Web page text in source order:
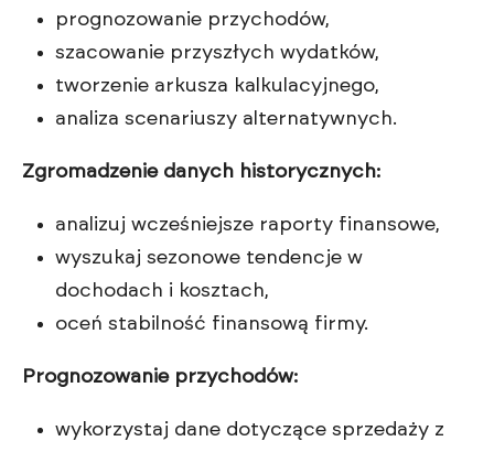
prognozowanie przychodów,
szacowanie przyszłych wydatków,
tworzenie arkusza kalkulacyjnego,
analiza scenariuszy alternatywnych.
Zgromadzenie danych historycznych:
analizuj wcześniejsze raporty finansowe,
wyszukaj sezonowe tendencje w
dochodach i kosztach,
oceń stabilność finansową firmy.
Prognozowanie przychodów:
wykorzystaj dane dotyczące sprzedaży z